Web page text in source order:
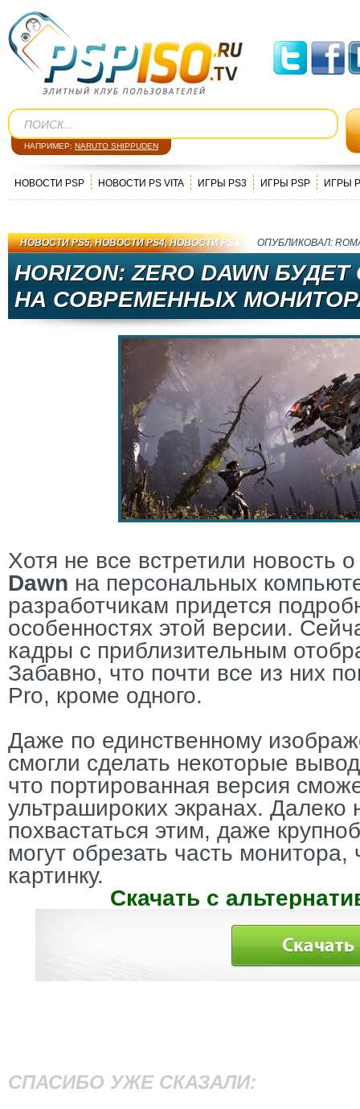
НАПРИМЕР: NARUTO SHIPPUDEN
НОВОСТИ PSP НОВОСТИ PS VITA ИГРЫ PS3 ИГРЫ PSP ИГРЫ
НОВОСТИ PS5,НОВОСТИ PS4,НОВОСТИ PS3 ОПУБЛИКОВАЛ:
HORIZON: ZERO DAWN
НА СОВРЕМЕННЫХ
Хотя не все встретили новость
Dawn на персональных
разработчикам придется
особенностях этой версии.
кадры с приблизительным
Забавно, что почти все из них
Pro, кроме одного.
Даже по единственному
смогли сделать некоторые
что портированная версия
ультрашироких экранах. Далеко
похвастаться этим, даже
могут обрезать часть монитора,
картинку.
Скачать с
СПАСИБО УЖЕ СКАЗАЛИ: